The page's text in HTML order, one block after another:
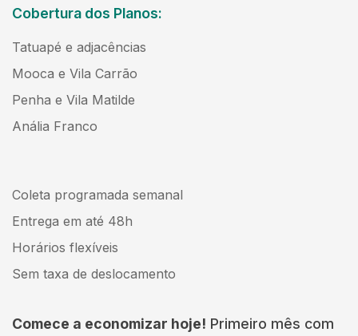
Cobertura dos Planos:
Tatuapé e adjacências
Mooca e Vila Carrão
Penha e Vila Matilde
Anália Franco
Coleta programada semanal
Entrega em até 48h
Horários flexíveis
Sem taxa de deslocamento
Comece a economizar hoje! Primeiro mês com